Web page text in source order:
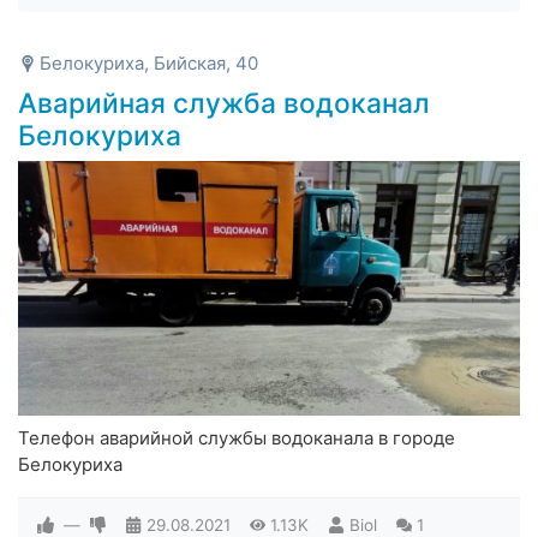
Белокуриха, Бийская, 40
Аварийная служба водоканал
Белокуриха
Телефон аварийной службы водоканала в городе
Белокуриха
— 29.08.2021 1.13K Biol 1